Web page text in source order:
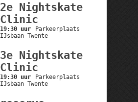
2e Nightskate
Clinic
19:30 uur
Parkeerplaats
IJsbaan Twente
3e Nightskate
Clinic
19:30 uur
Parkeerplaats
IJsbaan Twente